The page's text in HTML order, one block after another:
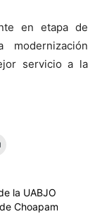
en etapa de
servicio a la
la UABJO
Choapam